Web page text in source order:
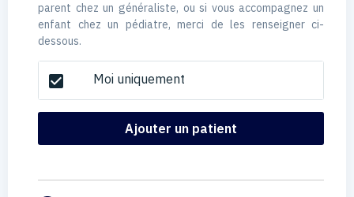
parent chez un généraliste, ou si vous accompagnez un
enfant chez un pédiatre, merci de les renseigner ci-
dessous.
check_box Moi uniquement
Ajouter un patient